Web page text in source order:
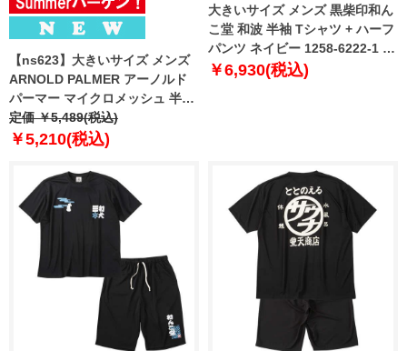
【ns623】大きいサイズ メンズ
ARNOLD PALMER アーノルド
パーマー マイクロメッシュ 半袖
上下セット 吸水速乾 春夏新作
1051538
定価 ￥5,489(税込)
￥5,210(税込)
大きいサイズ メンズ 黒柴印和ん
こ堂 和波 半袖 Tシャツ + ハーフ
パンツ ネイビー 1258-6222-1 3L
4L 5L 6L 8L
￥6,930(税込)